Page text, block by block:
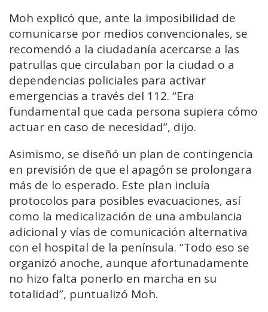
Moh explicó que, ante la imposibilidad de
comunicarse por medios convencionales, se
recomendó a la ciudadanía acercarse a las
patrullas que circulaban por la ciudad o a
dependencias policiales para activar
emergencias a través del 112. “Era
fundamental que cada persona supiera cómo
actuar en caso de necesidad”, dijo.
Asimismo, se diseñó un plan de contingencia
en previsión de que el apagón se prolongara
más de lo esperado. Este plan incluía
protocolos para posibles evacuaciones, así
como la medicalización de una ambulancia
adicional y vías de comunicación alternativa
con el hospital de la península. “Todo eso se
organizó anoche, aunque afortunadamente
no hizo falta ponerlo en marcha en su
totalidad”, puntualizó Moh.